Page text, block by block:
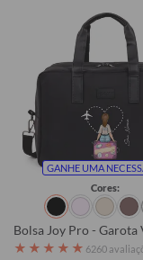
GANHE UMA
Cores:
Bolsa Joy Pro - Garota
★ ★ ★ ★ ★ 6260